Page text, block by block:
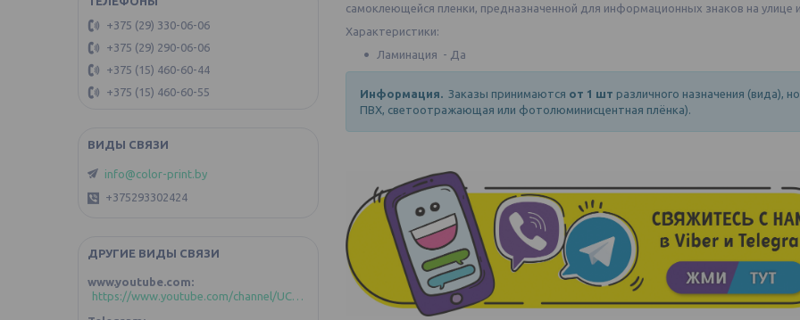
самоклеющейся пленки, предназначенной для информационных знаков на улице
Характеристики:
Ламинация - Да
Информация. Заказы принимаются от 1 шт различного назначения (вида),
ПВХ, светоотражающая или фотолюминисцентная плёнка).
+375 (29) 330-06-06
+375 (29) 290-06-06
+375 (15) 460-60-44
+375 (15) 460-60-55
info@color-print.by
+375293302424
ДРУГИЕ ВИДЫ СВЯЗИ
www.youtube.com
https://www.youtube.com/channel/UCoztIlR-zC4GFVKuBLDd-GA/videos?view_as=subscriber